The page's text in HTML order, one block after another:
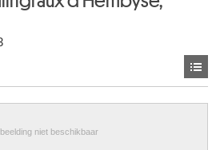
niet beschikbaar